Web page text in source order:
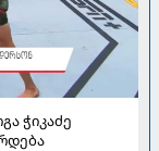
ჭიკაძე